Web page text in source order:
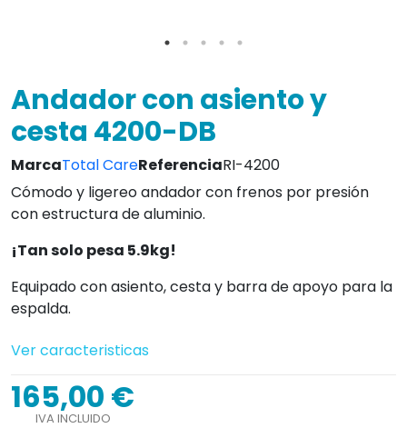
Andador con asiento y
cesta 4200-DB
MarcaTotal CareReferenciaRI-4200
Cómodo y ligereo andador con frenos por presión
con estructura de aluminio.
¡Tan solo pesa 5.9kg!
Equipado con asiento, cesta y barra de apoyo para la
espalda.
Ver caracteristicas
165,00 €
IVA INCLUIDO